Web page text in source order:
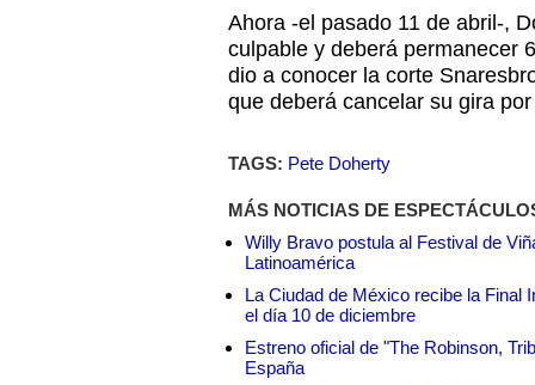
Ahora -el pasado 11 de abril-,
culpable y deberá permanecer
dio a conocer la corte
que deberá cancelar su gira
TAGS: Pete Doherty
MÁS NOTICIAS DE
Willy Bravo postula al Festival de
Latinoamérica
La Ciudad de México recibe la Final
el día 10 de diciembre
Estreno oficial de "The Robinson,
España